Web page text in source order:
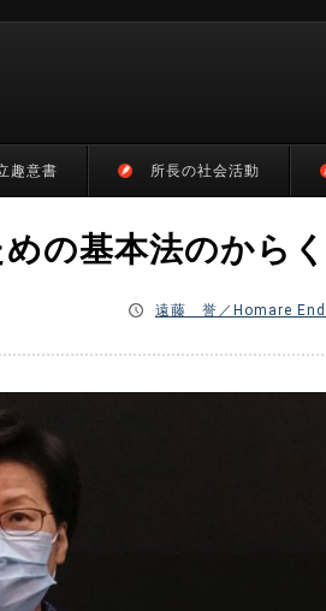
趣意書 所長の社会活動
の基本法のから
遠藤 誉／Homare